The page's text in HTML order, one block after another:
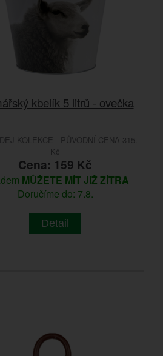
kbelík 5 litrů - ovečka
KOLEKCE - PŮVODNÍ CENA 315.-
Kč
Cena: 159 Kč
MŮŽETE MÍT JIŽ ZÍTRA
Doručíme do: 7.8.
Detail